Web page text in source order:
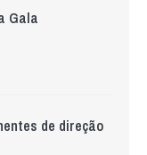
Gala
de direção